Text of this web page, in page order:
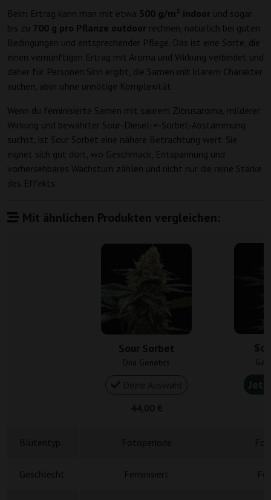
Beim Ertrag kann man mit etwa 500 g/m² indoor und sogar
bis zu 700 g pro Pflanze outdoor rechnen, natürlich bei guten
Bedingungen und entsprechender Pflege. Das ist eine Sorte, die
einen vernünftigen Ertrag mit Aroma und Wirkung verbindet und
daher für Personen Sinn ergibt, die Samen mit klarem Charakter
suchen, aber ohne unnötige Komplexität.
Wenn du feminisierte Samen mit saurem Zitrusaroma, milderer
Wirkung und bewährter Sour-Diesel-×-Sorbet-Abstammung
suchst, ist Sour Sorbet eine nähere Betrachtung wert. Sie
eignet sich gut dort, wo Geschmack, Entspannung und
vorhersehbares Wachstum zählen und nicht nur die reine Stärke
des Effekts.
Mit ähnlichen Produkten vergleichen:
Sour Sorbet
Dna Genetics
Geschlecht Feminisiert